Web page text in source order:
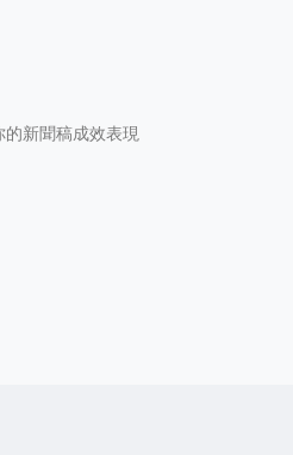
新聞稿成效表現